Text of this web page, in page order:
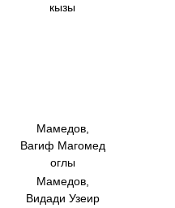
кызы
Мамедов,
Вагиф Магомед
оглы
Мамедов,
Видади Узеир